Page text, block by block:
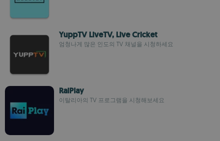
YuppTV LiveTV, Live Cricket
엄청나게 많은 인도의 TV 채널을 시청하세요
RaiPlay
이탈리아의 TV 프로그램을 시청해보세요